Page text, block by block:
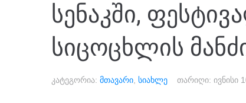
სენაკში,
სიცოცხლის
კატეგორია: მთავარი სიახლე თარიღი: ივნისი